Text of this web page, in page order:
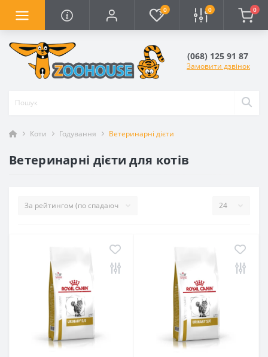
0 0 0
(068) 125 91 87
Замовити дзвінок
Коти Годування Ветеринарні дієти
Ветеринарні дієти для котів